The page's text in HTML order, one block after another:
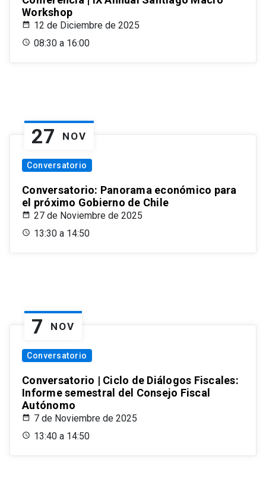
Workshop
12 de Diciembre de 2025
08:30 a 16:00
27 NOV
Conversatorio
Conversatorio: Panorama económico para
el próximo Gobierno de Chile
27 de Noviembre de 2025
13:30 a 14:50
7 NOV
Conversatorio
Conversatorio | Ciclo de Diálogos Fiscales:
Informe semestral del Consejo Fiscal
Autónomo
7 de Noviembre de 2025
13:40 a 14:50